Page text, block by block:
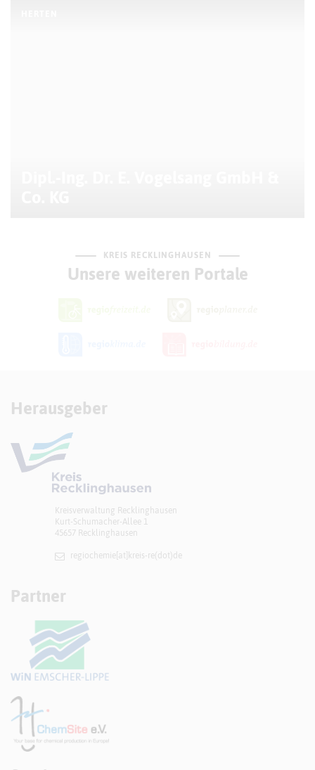
KREIS RECKLINGHAUSEN
Unsere weiteren Portale
Herausgeber
Kreisverwaltung Recklinghausen
Kurt-Schumacher-Allee 1
45657 Recklinghausen
regiochemie[at]​kreis-re(dot)de
Partner